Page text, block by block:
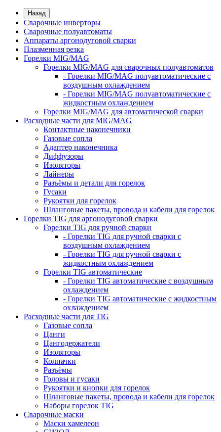
Назад
Сварочные инверторы
Сварочные полуавтоматы
Аппараты аргонодуговой сварки
Плазменная резка
Горелки MIG/MAG
Горелки MIG/MAG для сварочных полуавтоматов
- Горелки MIG/MAG полуавтоматические с
воздушным охлаждением
- Горелки MIG/MAG полуавтоматические с
жидкостным охлаждением
Горелки MIG/MAG для автоматической сварки
Расходные части для MIG/MAG
Контактные наконечники
Газовые сопла
Адаптер наконечника
Диффузоры
Изоляторы
Лайнеры
Разъёмы и детали для горелок
Гусаки
Рукоятки для горелок
Шланговые пакеты, провода и кабели для горелок
Горелки TIG для аргонодуговой сварки
Горелки TIG для ручной сварки
- Горелки TIG для ручной сварки с
воздушным охлаждением
- Горелки TIG для ручной сварки с
жидкостным охлаждением
Горелки TIG автоматические
- Горелки TIG автоматические с воздушным
охлаждением
- Горелки TIG автоматические с жидкостным
охлаждением
Расходные части для TIG
Газовые сопла
Цанги
Цангодержатели
Изоляторы
Колпачки
Разъёмы
Головы и гусаки
Рукоятки и кнопки для горелок
Шланговые пакеты, провода и кабели для горелок
Наборы горелок TIG
Сварочные маски
Маски хамелеон